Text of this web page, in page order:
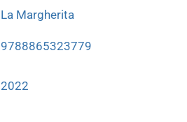
La Margherita
9788865323779
2022